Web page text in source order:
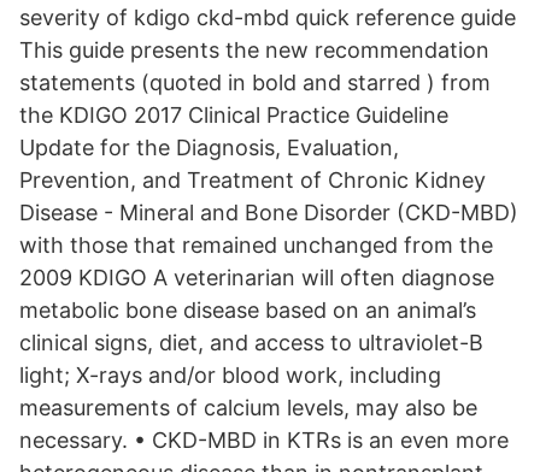
severity of kdigo ckd-mbd quick reference guide
This guide presents the new recommendation
statements (quoted in bold and starred ) from
the KDIGO 2017 Clinical Practice Guideline
Update for the Diagnosis, Evaluation,
Prevention, and Treatment of Chronic Kidney
Disease - Mineral and Bone Disorder (CKD-MBD)
with those that remained unchanged from the
2009 KDIGO A veterinarian will often diagnose
metabolic bone disease based on an animal’s
clinical signs, diet, and access to ultraviolet-B
light; X-rays and/or blood work, including
measurements of calcium levels, may also be
necessary. • CKD-MBD in KTRs is an even more